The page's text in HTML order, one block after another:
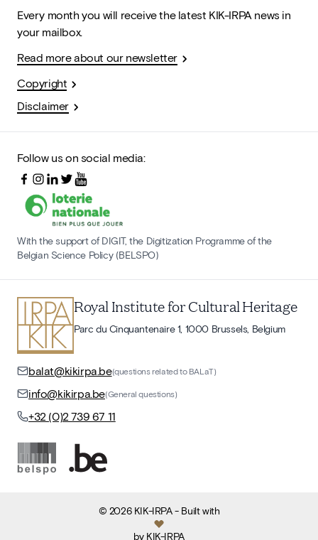
Every month you will receive the latest KIK-IRPA news in
your mailbox.
Read more about our newsletter
Copyright
Disclaimer
Follow us on social media:
With the support of DIGIT, the Digitization Programme of the
Belgian Science Policy (BELSPO)
Royal Institute for Cultural Heritage
Parc du Cinquantenaire 1, 1000 Brussels, Belgium
balat@kikirpa.be(questions related to BALaT)
info@kikirpa.be(General questions)
+32 (0)2 739 67 11
© 2026 KIK-IRPA- Built with
by KIK-IRPA